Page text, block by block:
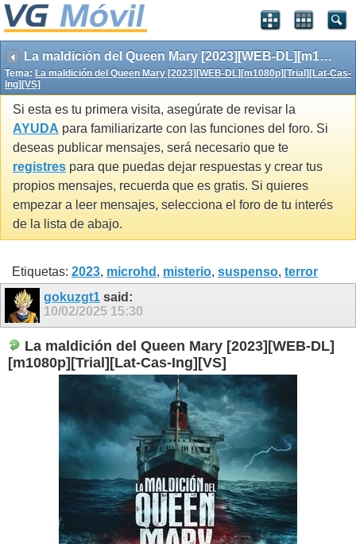
La maldición del Queen Mary [2023][WEB-DL][m1080p][Trial][Lat-Cas-Ing][VS]
Tema: La maldición del Queen Mary [2023][WEB-DL][m1080p][Trial][Lat-Cas-
Ing][VS]
Si esta es tu primera visita, asegúrate de revisar la
AYUDA para familiarizarte con las funciones del foro. Si
deseas publicar mensajes, será necesario que te
registres para que puedas dejar respuestas y crear tus
propios mensajes, recuerda que es gratis. Si quieres
empezar a leer mensajes, selecciona el foro de tu interés
de la lista de abajo.
Etiquetas: 2023, microhd , misterio, suspenso, terror
gokuzgt1 said:
10/02/2025 15:30
La maldición del Queen Mary [2023][WEB-DL]
[m1080p][Trial][Lat-Cas-Ing][VS]